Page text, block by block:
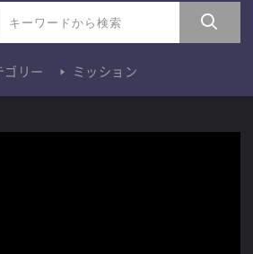
ゴリー ミッション